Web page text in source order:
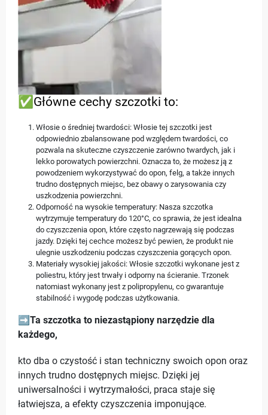
✅Główne cechy szczotki to:
Włosie o średniej twardości: Włosie tej szczotki jest
odpowiednio zbalansowane pod względem twardości, co
pozwala na skuteczne czyszczenie zarówno twardych, jak i
lekko porowatych powierzchni. Oznacza to, że możesz ją z
powodzeniem wykorzystywać do opon, felg, a także innych
trudno dostępnych miejsc, bez obawy o zarysowania czy
uszkodzenia powierzchni.
Odporność na wysokie temperatury: Nasza szczotka
wytrzymuje temperatury do 120°C, co sprawia, że jest idealna
do czyszczenia opon, które często nagrzewają się podczas
jazdy. Dzięki tej cechce możesz być pewien, że produkt nie
ulegnie uszkodzeniu podczas czyszczenia gorących opon.
Materiały wysokiej jakości: Włosie szczotki wykonane jest z
poliestru, który jest trwały i odporny na ścieranie. Trzonek
natomiast wykonany jest z polipropylenu, co gwarantuje
stabilność i wygodę podczas użytkowania.
➡️ Ta szczotka to niezastąpiony narzędzie dla
każdego,
kto dba o czystość i stan techniczny swoich opon oraz
innych trudno dostępnych miejsc. Dzięki jej
uniwersalności i wytrzymałości, praca staje się
łatwiejsza, a efekty czyszczenia imponujące.